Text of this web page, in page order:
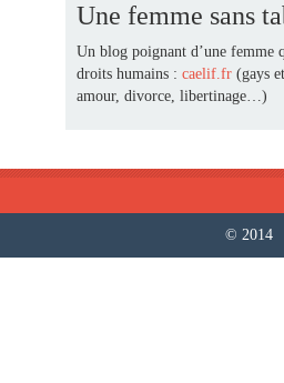
Une femme sans
Un blog poignant d’une femme
droits humains : caelif.fr (gays
amour, divorce, libertinage…)
© 2014